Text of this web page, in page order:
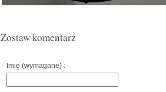
Zostaw komentarz
Imię (wymagane) :